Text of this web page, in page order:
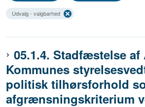
Udvalg - valgbarhed
05.1.4. Stadfæstelse af
Kommunes
politisk tilhørsforhold
afgrænsningskriterium